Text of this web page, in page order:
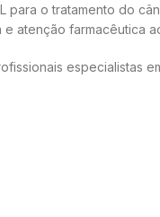
o tratamento do
atenção farmacêutica
especialistas